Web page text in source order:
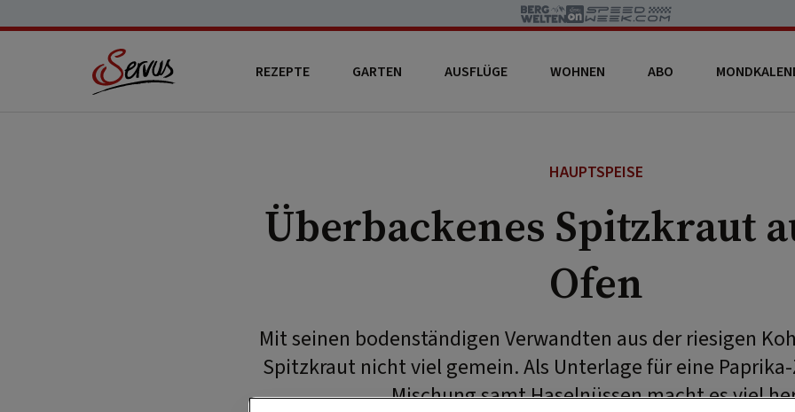
REZEPTE GARTEN AUSFLÜGE WOHNEN ABO
HAUPTSPEISE
Überbackenes Spitzkraut
Ofen
Mit seinen bodenständigen Verwandten aus der riesigen
Spitzkraut nicht viel gemein. Als Unterlage für eine
Mischung samt Haselnüssen macht es viel